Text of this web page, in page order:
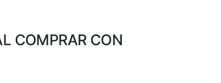
COMPRAR CON